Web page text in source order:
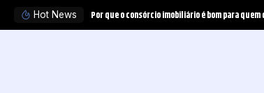
Hot News Tratamento experimental pode obrigar o plano